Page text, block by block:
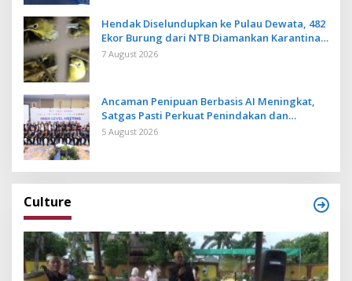
Hendak Diselundupkan ke Pulau Dewata, 482
Ekor Burung dari NTB Diamankan Karantina
Bali
7 August 2026
Ancaman Penipuan Berbasis AI Meningkat,
Satgas Pasti Perkuat Penindakan dan
Pengembangan Aplikasi Anti Penipuan
5 August 2026
Culture